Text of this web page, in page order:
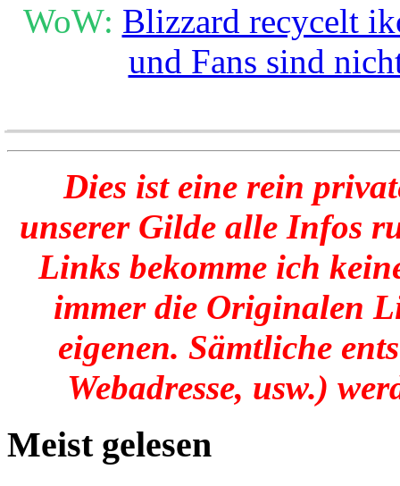
WoW: Blizzard recycelt
und Fans sind
Dies ist eine rein
unserer Gilde alle Infos
Links bekomme ich
immer die Originalen
eigenen. Sämtliche
Webadresse, usw.)
Meist gelesen